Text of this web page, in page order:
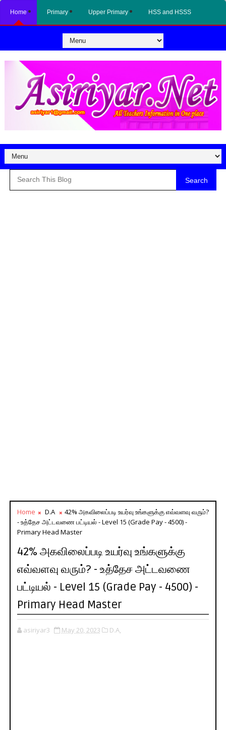
Home Primary Upper Primary HSS and HSSS
Search
Home D.A
42% அகவிலைப்படி உயர்வு உங்களுக்கு எவ்வளவு வரும்?
- உத்தேச அட்டவணை பட்டியல் - Level 15 (Grade Pay - 4500) -
Primary Head Master
42% அகவிலைப்படி உயர்வு உங்களுக்கு
எவ்வளவு வரும்? - உத்தேச அட்டவணை
பட்டியல் - Level 15 (Grade Pay - 4500) -
Primary Head Master
asiriyar3 May 20, 2023 D.A,